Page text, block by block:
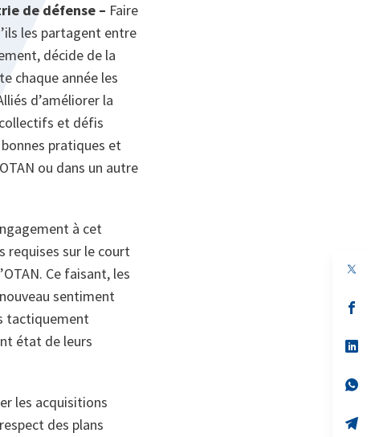
de défense – Faire
les partagent entre
décide de la
chaque année les
d’améliorer la
et défis
pratiques et
ou dans un autre
à cet
requises sur le court
Ce faisant, les
sentiment
tactiquement
état de leurs
les acquisitions
des plans